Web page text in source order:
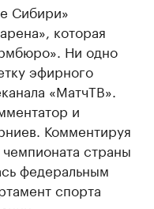
Сибири»
которая
Ни одно
эфирного
«МатчТВ».
и
Комментируя
страны
федеральным
спорта